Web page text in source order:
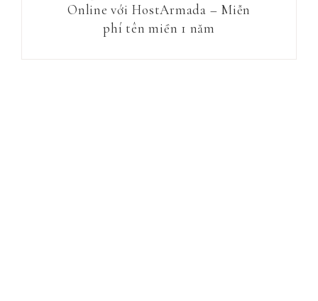
Online với HostArmada – Miễn
phí tên miền 1 năm